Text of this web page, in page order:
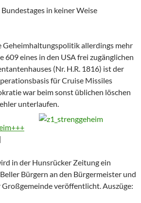
in keiner Weise
allerdings mehr
609 eines in den USA frei zugänglichen
(Nr. H.R. 1816) ist der
für Cruise Missiles
war beim sonst üblichen löschen
unterlaufen.
in der Hunsrücker Zeitung ein
Bürgern an den Bürgermeister und
veröffentlicht. Auszüge: